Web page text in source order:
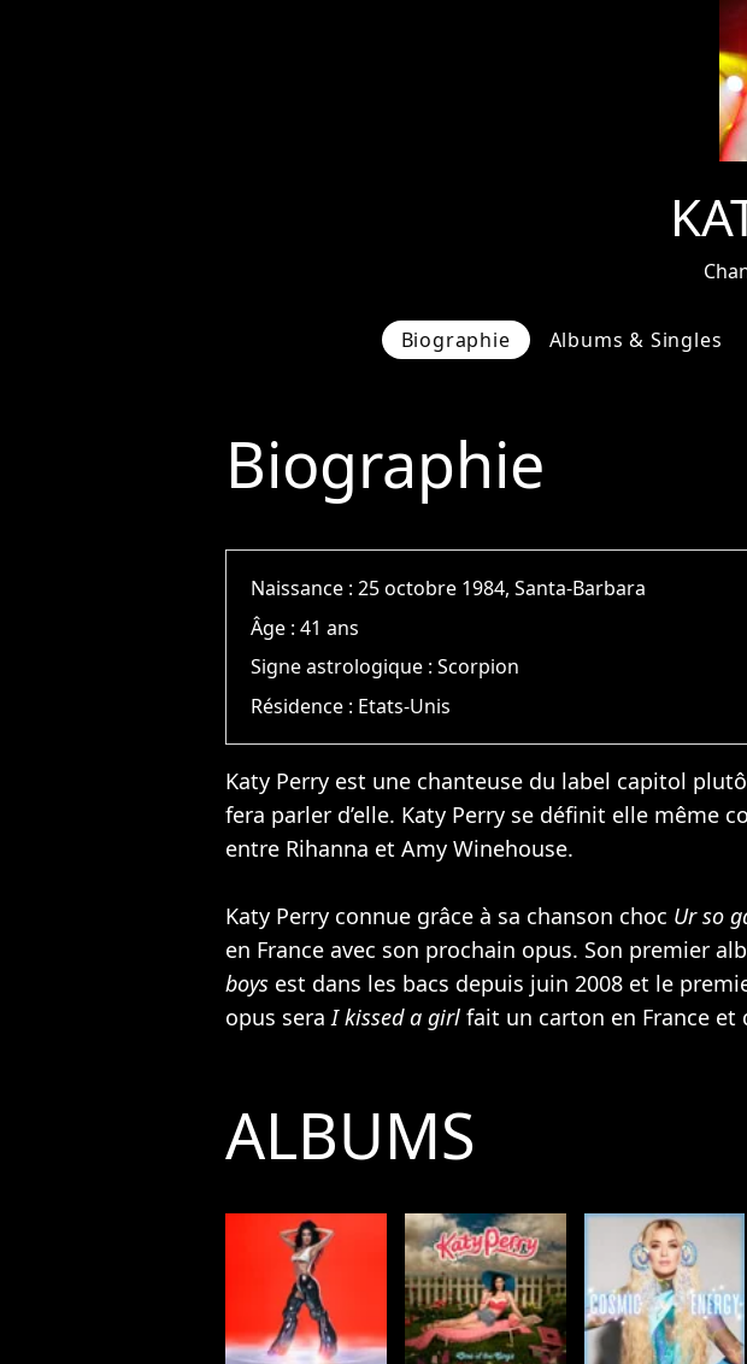
Biographie Albums & Singles
Biographie
Naissance :25 octobre 1984, Santa-Barbara
Âge :41 ans
Signe astrologique :Scorpion
Résidence : Etats-Unis
Katy Perry est une chanteuse du label capitol
fera parler d’elle. Katy Perry se définit elle même
entre Rihanna et Amy Winehouse.
Katy Perry connue grâce à sa chanson choc Ur so
en France avec son prochain opus. Son premier
boys est dans les bacs depuis juin 2008 et le
opus seraI kissed a girl fait un carton en France et
ALBUMS